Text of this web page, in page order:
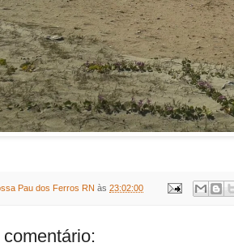
Pau dos Ferros RN às 23:02:00